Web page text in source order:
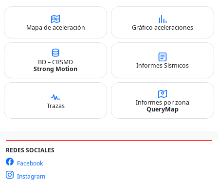
Mapa de aceleración Gráfico aceleraciones
BD – CRSMD
Strong Motion
Informes Sísmicos
Trazas
Informes por zona
QueryMap
REDES SOCIALES
Facebook
Instagram